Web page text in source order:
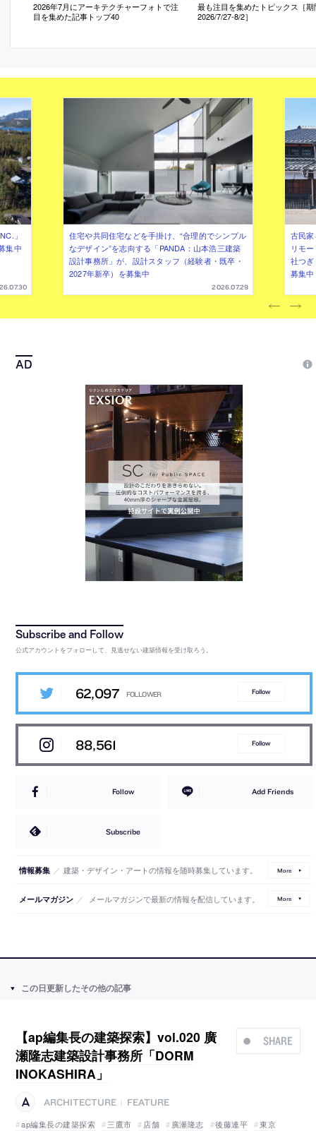
2026年7月にアーキテクチャーフォトで注
目を集めた記事トップ40
最も注目を集めたトピックス［期
2026/7/27-8/2］
」
集中
住宅や共同住宅などを手掛け、“合理的でシンプル
なデザイン”を志向する「PANDA：山本浩三建築
設計事務所」が、設計スタッフ（経験者・既卒・
2027年新卒）を募集中
2026.07.29
古民
リモ
社つ
募集中
公式アカウントをフォローして、見逃せない建築情報を受け取ろう。
62,097 Follow
88,561 Follow
Follow Add Friends
Subscribe
情報募集 ／ 建築・デザイン・アートの情報を随時募集しています。 More
メールマガジン ／ メールマガジンで最新の情報を配信しています。 More
この日更新したその他の記事
SHARE
【ap編集長の建築探索】vol.020 廣
瀬隆志建築設計事務所「DORM
INOKASHIRA」
ARCHITECTURE
FEATURE
ap編集長の建築探索
三鷹市 店舗 廣瀬隆志 後藤連平 東京